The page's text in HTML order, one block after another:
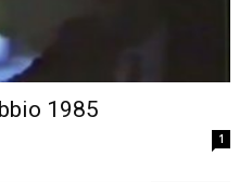
1985
1